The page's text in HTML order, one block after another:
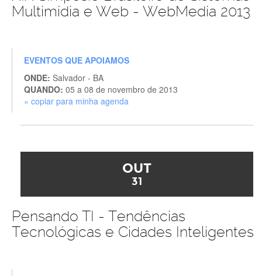
Multimídia e Web - WebMedia 2013
EVENTOS QUE APOIAMOS
ONDE: Salvador - BA
QUANDO: 05 a 08 de novembro de 2013
» copiar para minha agenda
OUT
31
Pensando TI - Tendências
Tecnológicas e Cidades Inteligentes